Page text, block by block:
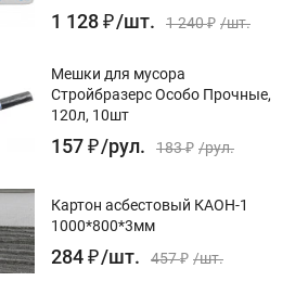
1 128₽/шт. 1 240₽ /шт.
Мешки для мусора
Стройбразерс Особо Прочные,
120л, 10шт
157₽/рул. 183₽ /рул.
Картон асбестовый КАОН-1
1000*800*3мм
284₽/шт. 457₽ /шт.